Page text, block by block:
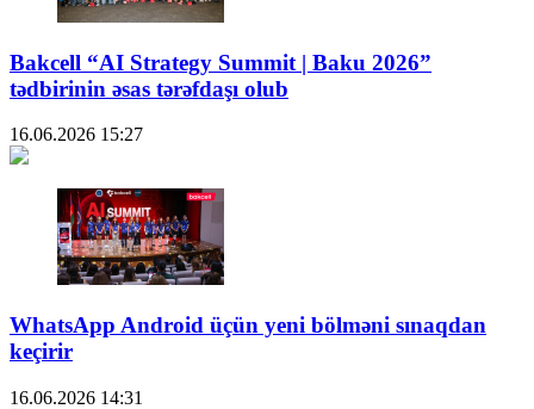
Bakcell “AI Strategy Summit | Baku 2026”
tədbirinin əsas tərəfdaşı olub
16.06.2026 15:27
WhatsApp Android üçün yeni bölməni sınaqdan
keçirir
16.06.2026 14:31